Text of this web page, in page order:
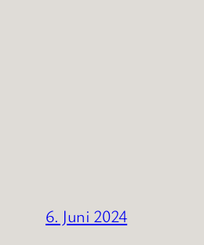
6. Juni 2024